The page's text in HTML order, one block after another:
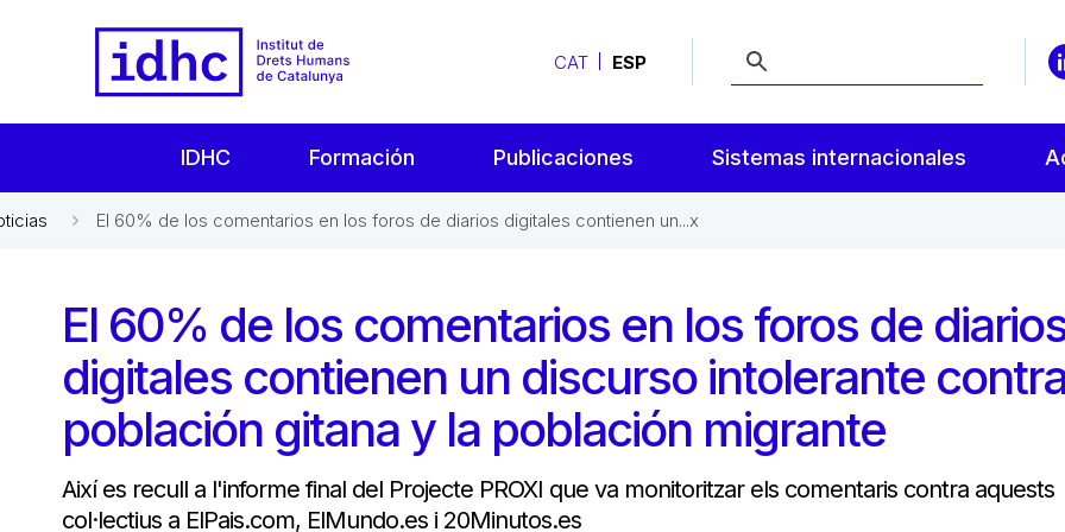
CAT ESP
IDHC Formación Publicaciones Sistemas internacionales
El 60% de los comentarios en los foros de diarios digitales contienen un...x
El 60% de los comentarios en los foros de
digitales contienen un discurso intolerante
población gitana y la población migrante
Així es recull a l'informe final del Projecte PROXI que va monitoritzar els comentaris contra aquests
col·lectius a ElPais.com, ElMundo.es i 20Minutos.es